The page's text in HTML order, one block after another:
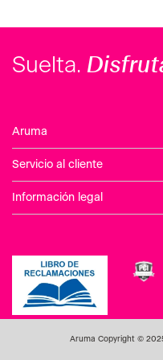
Suelta.
Aruma
Servicio al cliente
Información legal
Aruma Copyright ©